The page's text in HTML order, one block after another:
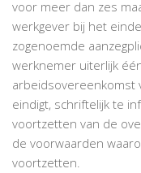
voor meer dan zes
werkgever bij het
zogenoemde
werknemer uiterlijk
arbeidsovereenkomst
eindigt, schriftelijk te
voortzetten van de
de voorwaarden
voortzetten.